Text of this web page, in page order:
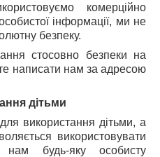
комерційно
інформації, ми не
безпеку.
стосовно безпеки на
написати нам за адресою
дітьми
використання дітьми, а
використовувати
будь-яку особисту